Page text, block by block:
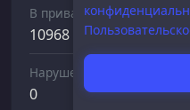
В приват
10968
Нарушений
0